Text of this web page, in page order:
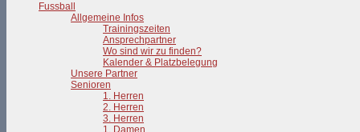
Fussball
Allgemeine Infos
Trainingszeiten
Ansprechpartner
Wo sind wir zu finden?
Kalender & Platzbelegung
Unsere Partner
Senioren
1. Herren
2. Herren
3. Herren
1. Damen